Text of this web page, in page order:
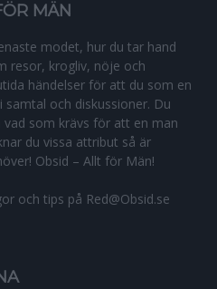
MÄN
modet, hur du tar hand
resor, krogliv, nöje och
händelser för att du som en
och diskussioner. Du
som krävs för att en man
du vissa attribut så är
Obsid – Allt för Män!
och tips på Red@Obsid.se